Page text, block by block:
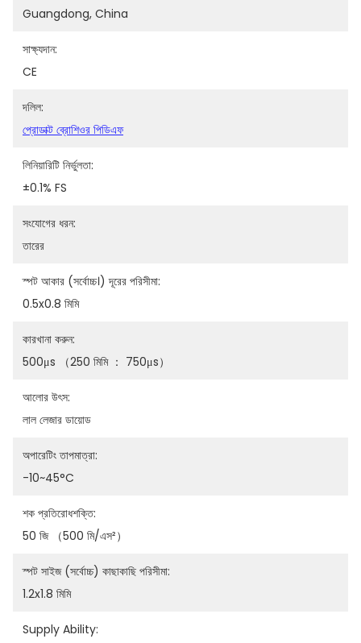
Guangdong, China
সাক্ষ্যদান:
CE
দলিল:
প্রোডাক্ট ব্রোশিওর পিডিএফ
লিনিয়ারিটি নির্ভুলতা:
±0.1% FS
সংযোগের ধরন:
তারের
স্পট আকার (সর্বোচ্চ।) দূরের পরিসীমা:
0.5x0.8 মিমি
কারখানা করুন:
500μs （250 মিমি ： 750μs）
আলোর উৎস:
লাল লেজার ডায়োড
অপারেটিং তাপমাত্রা:
-10~45°C
শক প্রতিরোধশক্তি:
50 জি （500 মি/এস²）
স্পট সাইজ (সর্বোচ্চ) কাছাকাছি পরিসীমা:
1.2x1.8 মিমি
Supply Ability: